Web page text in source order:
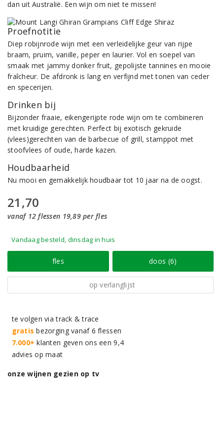
dan uit Australië. Een wijn om niet te missen!
Proefnotitie
Diep robijnrode wijn met een verleidelijke geur van rijpe
braam, pruim, vanille, peper en laurier. Vol en soepel van
smaak met jammy donker fruit, gepolijste tannines en mooie
fraîcheur. De afdronk is lang en verfijnd met tonen van ceder
en specerijen.
Drinken bij
Bijzonder fraaie, eikengerijpte rode wijn om te combineren
met kruidige gerechten. Perfect bij exotisch gekruide
(vlees)gerechten van de barbecue of grill, stamppot met
stoofvlees of oude, harde kazen.
Houdbaarheid
Nu mooi en gemakkelijk houdbaar tot 10 jaar na de oogst.
21,70
vanaf 12 flessen 19,89 per fles
Vandaag besteld, dinsdag in huis
fles doos (6)
op verlanglijst
te volgen via track & trace
gratis bezorging vanaf 6 flessen
7.000+ klanten geven ons een 9,4
advies op maat
onze wijnen gezien op tv